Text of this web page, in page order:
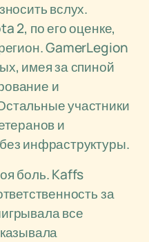
вслух.
2, по его оценке,
GamerLegion
имея за спиной
и
участники
и
инфраструктуры.
боль. Kaffs
за
все